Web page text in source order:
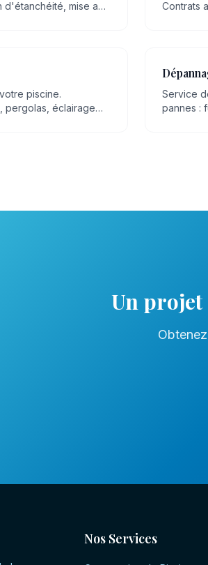
mise aux
Contrats
piscine.
pergolas, éclairage
Service
pannes :
Un projet
Nos Services